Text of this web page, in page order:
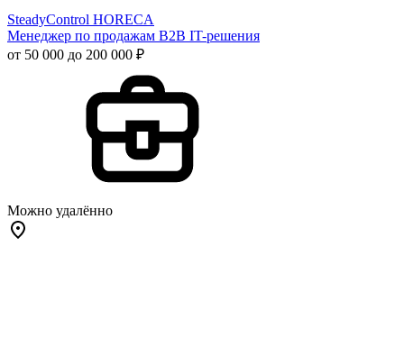
SteadyControl HORECA
Менеджер по продажам B2B IT-решения
от 50 000 до 200 000 ₽
Можно удалённо